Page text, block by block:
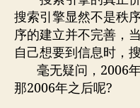
搜索引擎显然不是秩
序的建立并不完善，
自己想要到信息时，
毫无疑问，2006年
那2006年之后呢?